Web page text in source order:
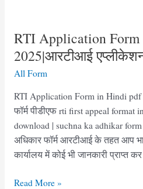
RTI Application
2025|आरटीआई एप्लीकेशन
All Form
RTI Application Form in Hindi
फॉर्म पीडीएफ rti first appeal
download | suchna ka adhikar
अधिकार फॉर्म आरटीआई के तहत आप
कार्यालय में कोई भी जानकारी
RTI
Read More »